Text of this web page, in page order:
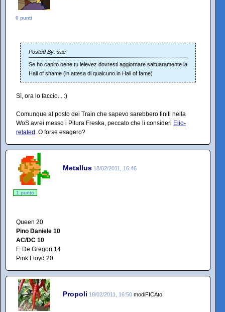
0 punti
Posted By: sae
Se ho capito bene tu lelevez dovresti aggiornare saltuaramente la
Hall of shame (in attesa di qualcuno in Hall of fame)
Sì, ora lo faccio... :)
Comunque al posto dei Train che sapevo sarebbero finiti nella
WoS avrei messo i Pitura Freska, peccato che li consideri Elio-
related . O forse esagero?
Metallus 18/02/2011, 16:46
1 punto
Queen 20
Pino Daniele 10
AC/DC 10
F. De Gregori 14
Pink Floyd 20
Propoli 18/02/2011, 16:50 modiFICAto